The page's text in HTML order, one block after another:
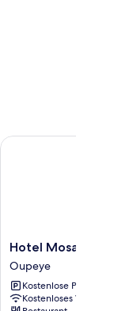
Hotel
Mosa
Oupeye
Hotel Mosa
Oupeye
Kostenlose Parkplätze
Kostenloses WLAN
Hotel Mosa